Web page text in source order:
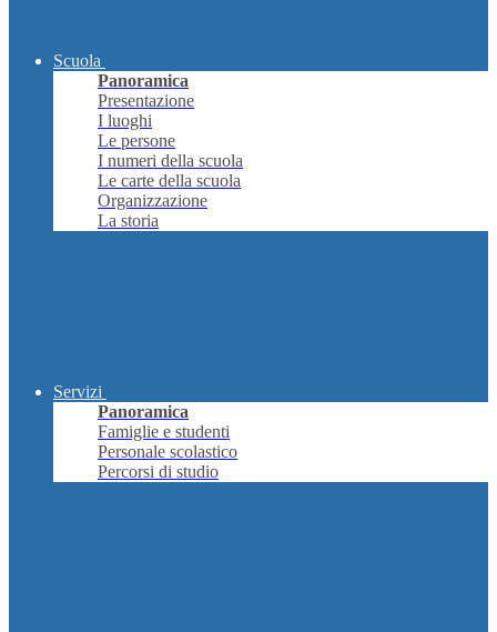
Scuola
Panoramica
Presentazione
I luoghi
Le persone
I numeri della scuola
Le carte della scuola
Organizzazione
La storia
Servizi
Panoramica
Famiglie e studenti
Personale scolastico
Percorsi di studio